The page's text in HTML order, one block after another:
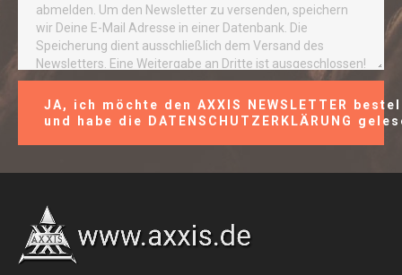
und habe die DATENSCHUTZERKLÄRUNG